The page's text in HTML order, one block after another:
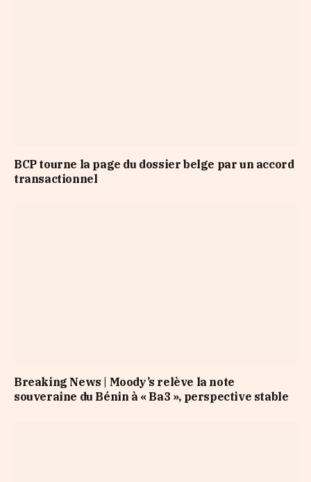
BCP tourne la page du dossier belge par un accord
transactionnel
Breaking News | Moody’s relève la note
souveraine du Bénin à « Ba3 », perspective stable